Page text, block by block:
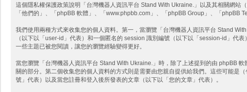
這個隱私權保護政策說明「台灣機器人資訊平台 Stand With Ukraine.」以及其相關網站
「他們的」、「phpBB 軟體」、「www.phpbb.com」、「phpBB Group」、「phpBB
我們使用兩種方式來收集您的個人資料。第一，當瀏覽「台灣機器人資訊平台 Stand
（以下以「user-id」代表）和一個匿名的 session 識別編號（以下以「session-id」代
一些主題已被您閱讀，讓您的瀏覽經驗變得更好。
當您瀏覽「台灣機器人資訊平台 Stand With Ukraine.」時，除了上述提到的由 phpBB
關的部分。第二個收集您的個人資料的方式則是需要由您親自提供給我們。這些可能是
號」代表）以及當您註冊和登入後所發表的文章（以下以「您的文章」代表）。